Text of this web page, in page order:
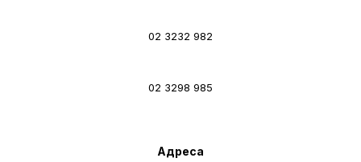
02 3232 982
02 3298 985
Адреса